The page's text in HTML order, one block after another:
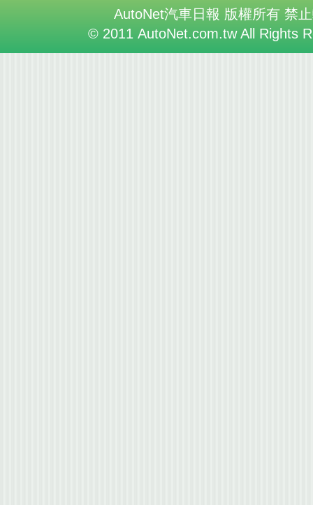
AutoNet汽車日報 版權所有 禁
© 2011 AutoNet.com.tw All Rights